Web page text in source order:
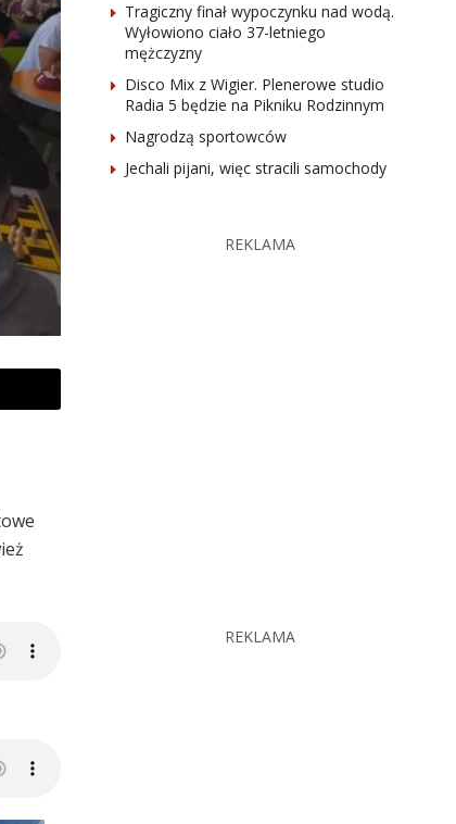
Tragiczny finał wypoczynku nad wodą.
Wyłowiono ciało 37-letniego
mężczyzny
Disco Mix z Wigier. Plenerowe studio
Radia 5 będzie na Pikniku Rodzinnym
Nagrodzą sportowców
Jechali pijani, więc stracili samochody
REKLAMA
REKLAMA